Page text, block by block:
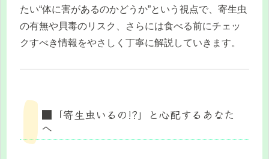
たい“体に害があるのかどうか”という視点で、寄生虫
の有無や貝毒のリスク、さらには食べる前にチェッ
クすべき情報をやさしく丁寧に解説していきます。
■「寄生虫いるの!?」と心配するあなた
へ